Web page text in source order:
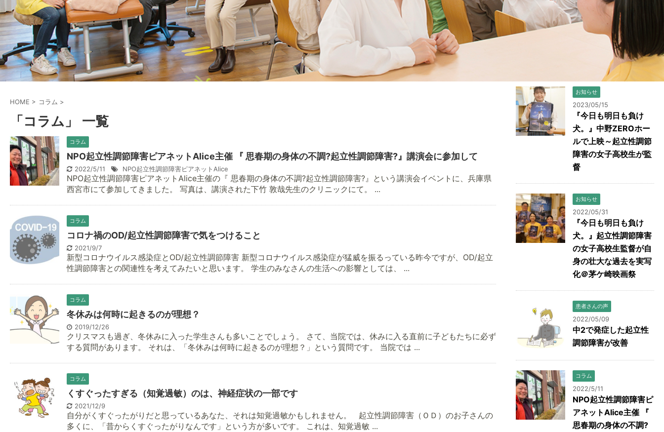
HOME > コラム >
「コラム」 一覧
コラム
NPO起立性調節障害ピアネットAlice主催 『 思春期の身体の不調?起立性調節障害?』講演会に参加して
2022/5/11 NPO起立性調節障害ピアネットAlice
NPO起立性調節障害ピアネットAlice主催の『 思春期の身体の不調?起立性調節障害?』という講演会イベントに、兵庫県
西宮市にて参加してきました。 写真は、講演された下竹 敦哉先生のクリニックにて。 ...
コラム
コロナ禍のOD/起立性調節障害で気をつけること
2021/9/7
新型コロナウイルス感染症とOD/起立性調節障害 新型コロナウイルス感染症が猛威を振るっている昨今ですが、OD/起立
性調節障害との関連性を考えてみたいと思います。 学生のみなさんの生活への影響としては、 ...
コラム
冬休みは何時に起きるのが理想？
2019/12/26
クリスマスも過ぎ、冬休みに入った学生さんも多いことでしょう。 さて、当院では、休みに入る直前に子どもたちに必ず
する質問があります。 それは、「冬休みは何時に起きるのが理想？」という質問です。 当院では ...
コラム
くすぐったすぎる（知覚過敏）のは、神経症状の一部です
2021/12/9
自分がくすぐったがりだと思っているあなた、それは知覚過敏かもしれません。 起立性調節障害（ＯＤ）のお子さんの
多くに、「昔からくすぐったがりなんです」という方が多いです。 これは、知覚過敏 ...
お知らせ
2023/05/15
『今日も明日も負け
犬。』中野ZEROホー
ルで上映～起立性調節
障害の女子高校生が監
督
お知らせ
2022/05/31
『今日も明日も負け
犬。』起立性調節障害
の女子高校生監督が自
身の壮大な過去を実写
化＠茅ケ崎映画祭
患者さんの声
2022/05/09
中2で発症した起立性
調節障害が改善
コラム
2022/5/11
NPO起立性調節障害ピ
アネットAlice主催 『
思春期の身体の不調?